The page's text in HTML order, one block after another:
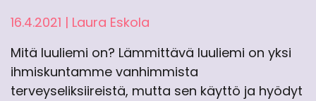
16.4.2021 | Laura Eskola
Mitä luuliemi on? Lämmittävä luuliemi on yksi
ihmiskuntamme vanhimmista
terveyseliksiireistä, mutta sen käyttö ja hyödyt